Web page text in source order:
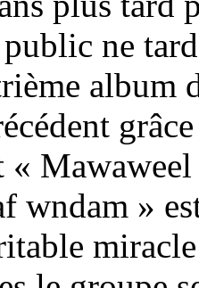
ne
album
«
wndam »